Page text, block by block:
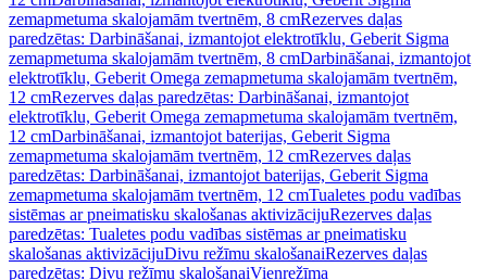
zemapmetuma skalojamām tvertnēm, 8 cmRezerves daļas
paredzētas: Darbināšanai, izmantojot elektrotīklu, Geberit Sigma
zemapmetuma skalojamām tvertnēm, 8 cmDarbināšanai, izmantojot
elektrotīklu, Geberit Omega zemapmetuma skalojamām tvertnēm,
12 cmRezerves daļas paredzētas: Darbināšanai, izmantojot
elektrotīklu, Geberit Omega zemapmetuma skalojamām tvertnēm,
12 cmDarbināšanai, izmantojot baterijas, Geberit Sigma
zemapmetuma skalojamām tvertnēm, 12 cmRezerves daļas
paredzētas: Darbināšanai, izmantojot baterijas, Geberit Sigma
zemapmetuma skalojamām tvertnēm, 12 cmTualetes podu vadības
sistēmas ar pneimatisku skalošanas aktivizācijuRezerves daļas
paredzētas: Tualetes podu vadības sistēmas ar pneimatisku
skalošanas aktivizācijuDivu režīmu skalošanaiRezerves daļas
paredzētas: Divu režīmu skalošanaiVienrežīma